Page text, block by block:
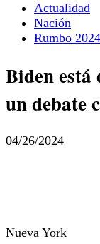
Actualidad
Nación
Rumbo 2024
Biden
un debate
04/26/2024
Nueva York